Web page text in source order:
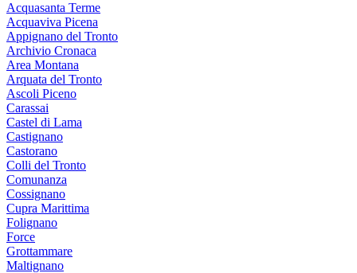
Acquasanta Terme
Acquaviva Picena
Appignano del Tronto
Archivio Cronaca
Area Montana
Arquata del Tronto
Ascoli Piceno
Carassai
Castel di Lama
Castignano
Castorano
Colli del Tronto
Comunanza
Cossignano
Cupra Marittima
Folignano
Force
Grottammare
Maltignano